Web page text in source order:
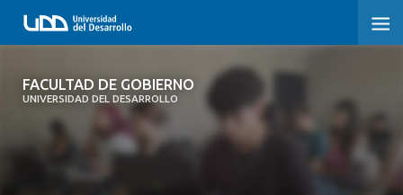
FACULTAD DE GOBIERNO
UNIVERSIDAD DEL DESARROLLO
FACULTAD DE GOBIERNO